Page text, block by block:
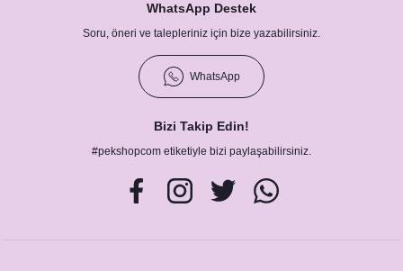
WhatsApp Destek
Soru, öneri ve talepleriniz için bize yazabilirsiniz.
WhatsApp
Bizi Takip Edin!
#pekshopcom etiketiyle bizi paylaşabilirsiniz.